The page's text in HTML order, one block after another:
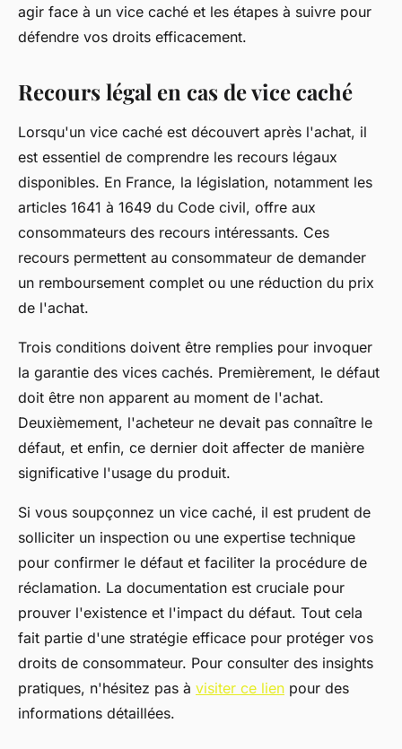
agir face à un vice caché et les étapes à suivre pour
défendre vos droits efficacement.
Recours légal en cas de vice caché
Lorsqu'un vice caché est découvert après l'achat, il
est essentiel de comprendre les recours légaux
disponibles. En France, la législation, notamment les
articles 1641 à 1649 du Code civil, offre aux
consommateurs des recours intéressants. Ces
recours permettent au consommateur de demander
un remboursement complet ou une réduction du prix
de l'achat.
Trois conditions doivent être remplies pour invoquer
la garantie des vices cachés. Premièrement, le défaut
doit être non apparent au moment de l'achat.
Deuxièmement, l'acheteur ne devait pas connaître le
défaut, et enfin, ce dernier doit affecter de manière
significative l'usage du produit.
Si vous soupçonnez un vice caché, il est prudent de
solliciter un inspection ou une expertise technique
pour confirmer le défaut et faciliter la procédure de
réclamation. La documentation est cruciale pour
prouver l'existence et l'impact du défaut. Tout cela
fait partie d'une stratégie efficace pour protéger vos
droits de consommateur. Pour consulter des insights
pratiques, n'hésitez pas à visiter ce lien pour des
informations détaillées.